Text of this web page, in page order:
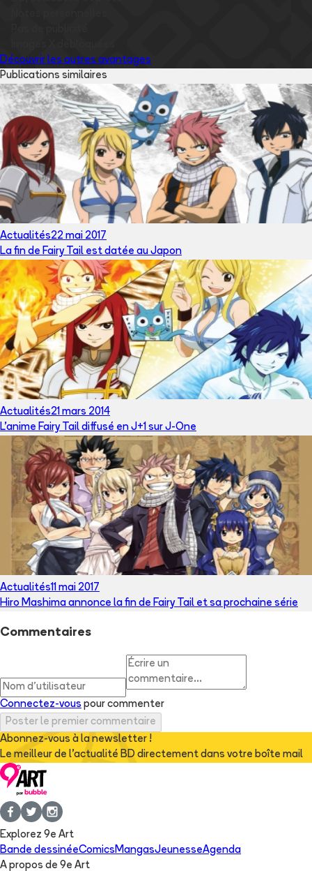
Découvrir les autres avantages
Publications similaires
Actualités22 mai 2017
La fin de Fairy Tail est datée au Japon
Actualités21 mars 2014
L'anime Fairy Tail diffusé en J+1 sur J-One
Actualités11 mai 2017
Hiro Mashima annonce la fin de Fairy Tail et sa prochaine série
Commentaires
Connectez-vous pour commenter
Poster le premier commentaire
Abonnez-vous à la newsletter !
Le meilleur de l'actualité BD directement dans votre boîte mail
Explorez 9e Art
Bande dessinéeComics MangasJeunesseAgenda
A propos de 9e Art